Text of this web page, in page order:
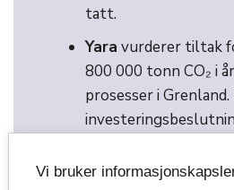
tatt.
Yara vurderer tiltak
800 000 tonn CO₂ i
prosesser i Grenland.
INEOSarbeider med
Vi bruker